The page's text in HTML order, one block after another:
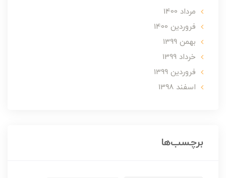
مرداد 1400
فروردین 1400
بهمن 1399
خرداد 1399
فروردین 1399
اسفند 1398
برچسب‌ها